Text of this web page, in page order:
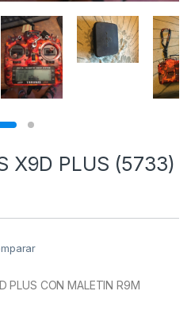
X9D PLUS (5733)
PLUS CON MALETIN R9M